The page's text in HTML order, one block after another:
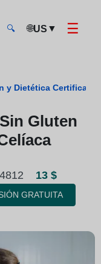
🔍 🌐US ▼ ☰
Cursos Online de Nutrición y Dietética
Gluten
13 $
GRATUITA